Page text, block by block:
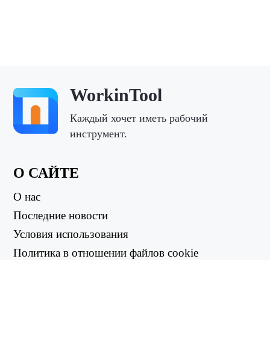
WorkinTool
Каждый хочет иметь рабочий
инструмент.
О САЙТЕ
О нас
Последние новости
Условия использования
Политика в отношении файлов cookie